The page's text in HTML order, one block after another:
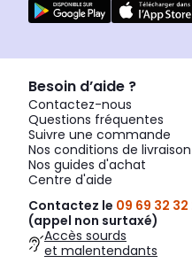
Besoin d’aide ?
Contactez-nous
Questions fréquentes
Suivre une commande
Nos conditions de livraison
Nos guides d'achat
Centre d'aide
Contactez le 09 69 32 32
(appel non surtaxé)
Accès sourds
et malentendants